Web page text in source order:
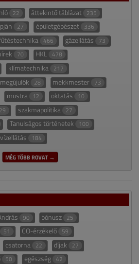
22 áttekintő táblázat 235
27 épületgépészet 336
466 gázellátás 73
70 HKL 478
klímatechnika 217
megújulók 28 mekkmester 73
mustra 12 oktatás 10
szakmapolitika 27
Tanulságos történetek 100
vízellátás 184
MÉG TÖBB ROVAT →
90 bónusz 25
51 CO-érzékelő 59
csatorna 22 díjak 27
50 egészség 42